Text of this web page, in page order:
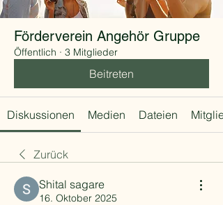
Förderverein Angehör Gruppe
Öffentlich · 3 Mitglieder
Beitreten
Diskussionen Medien Dateien
Zurück
Shital sagare
16. Oktober 2025